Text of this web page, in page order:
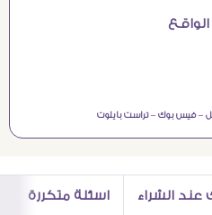
–فيس بوك –تراست بايلوت
الشراء اسئلة متكررة